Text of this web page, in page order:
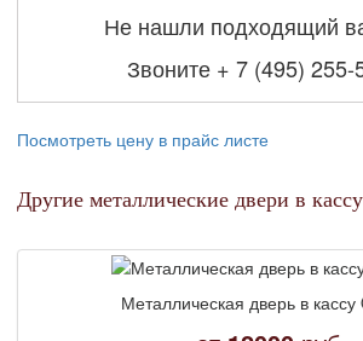
Не нашли подходящий
Звоните + 7 (495) 255-
Посмотреть цену в прайс листе
Другие металлические двери в
Металлическая дверь в кассу